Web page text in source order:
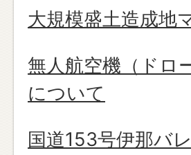
大規模盛土造成地
無人航空機（ドロ
について
国道153号伊那バ